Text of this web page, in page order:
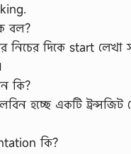
বল?
নিচের দিকে start লেখা
কি?
হচ্ছে একটি ট্রন্সজিট
কি?